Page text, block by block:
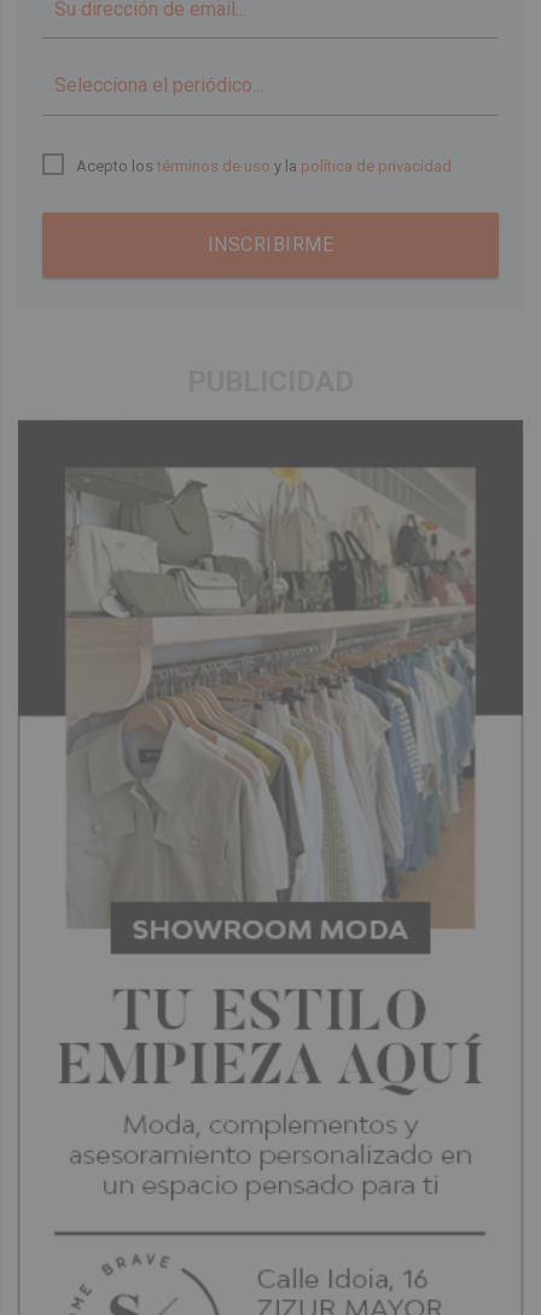
Acepto lostérminos de uso y la política de privacidad
INSCRIBIRME